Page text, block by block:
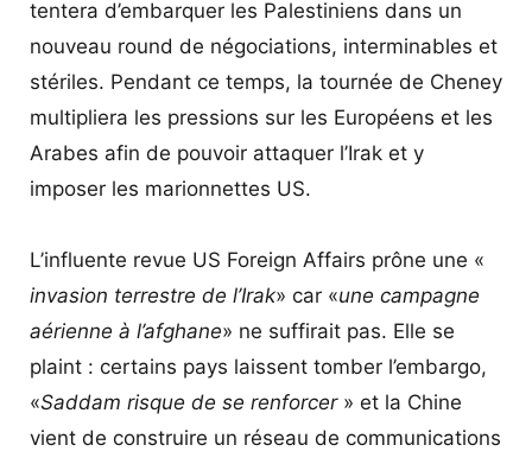
tentera d’embarquer les Palestiniens dans un
nouveau round de négociations, interminables et
stériles. Pendant ce temps, la tournée de Cheney
multipliera les pressions sur les Européens et les
Arabes afin de pouvoir attaquer l’Irak et y
imposer les marionnettes US.
L’influente revue US Foreign Affairs prône une «
invasion terrestre de l’Irak» car «une campagne
aérienne à l’afghane» ne suffirait pas. Elle se
plaint : certains pays laissent tomber l’embargo,
«Saddam risque de se renforcer » et la Chine
vient de construire un réseau de communications